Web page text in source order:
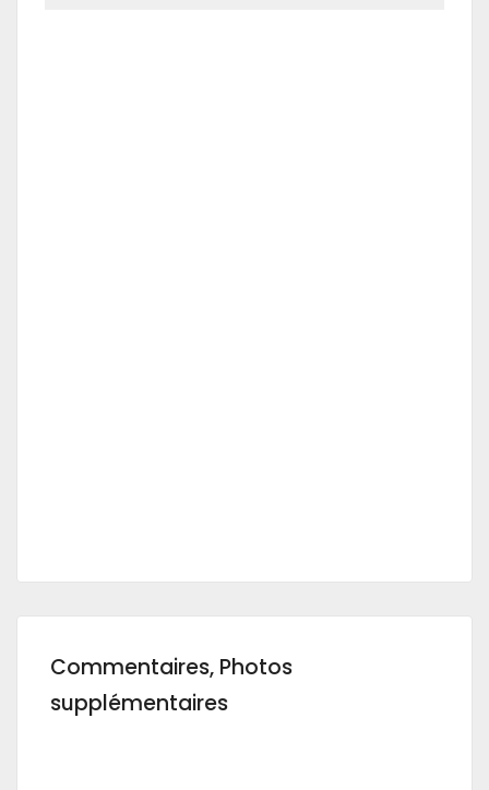
Commentaires, Photos
supplémentaires